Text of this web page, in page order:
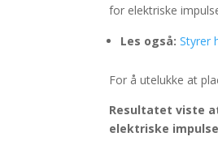
for elektriske
Les også: Styrer
For å utelukke at
Resultatet viste
elektriske